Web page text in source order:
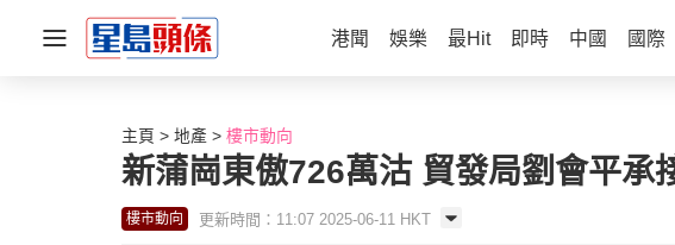
港聞 娛樂 最Hit 即時 中國 國際
主頁 地產 樓市動向
新蒲崗東傲726萬沽 貿發局劉會平承
樓市動向 更新時間：11:07 2025-06-11 HKT